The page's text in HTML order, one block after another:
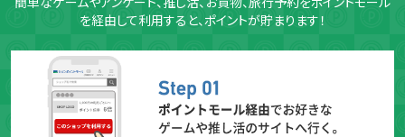
を経由して利用すると、ポイントが貯まります！